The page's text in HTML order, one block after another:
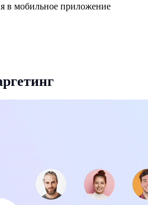
в мобильное приложение